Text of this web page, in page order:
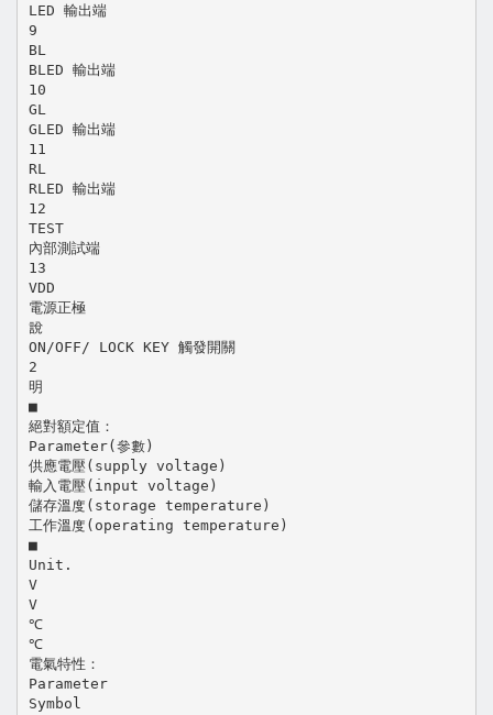
LED 輸出端
9
BL
BLED 輸出端
10
GL
GLED 輸出端
11
RL
RLED 輸出端
12
TEST
內部測試端
13
VDD
電源正極
說
ON/OFF/ LOCK KEY 觸發開關
2
明
■
絕對額定值：
Parameter(參數)
供應電壓(supply voltage)
輸入電壓(input voltage)
儲存溫度(storage temperature)
工作溫度(operating temperature)
■
Unit.
V
V
℃
℃
電氣特性：
Parameter
Symbol